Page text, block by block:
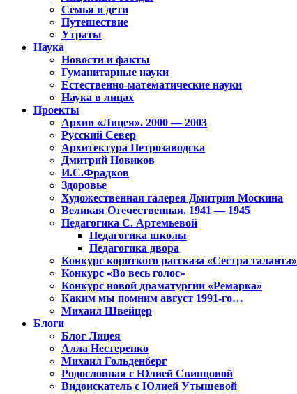
Семья и дети
Путешествие
Утраты
Наука
Новости и факты
Гуманитарные науки
Естественно-математические науки
Наука в лицах
Проекты
Архив «Лицея». 2000 — 2003
Русский Север
Архитектура Петрозаводска
Дмитрий Новиков
И.С.Фрадков
Здоровье
Художественная галерея Дмитрия Москина
Великая Отечественная. 1941 — 1945
Педагогика С. Артемьевой
Педагогика школы
Педагогика двора
Конкурс короткого рассказа «Сестра таланта»
Конкурс «Во весь голос»
Конкурс новой драматургии «Ремарка»
Каким мы помним август 1991-го…
Михаил Швейцер
Блоги
Блог Лицея
Алла Нестеренко
Михаил Гольденберг
Родословная с Юлией Свинцовой
Видоискатель с Юлией Утышевой